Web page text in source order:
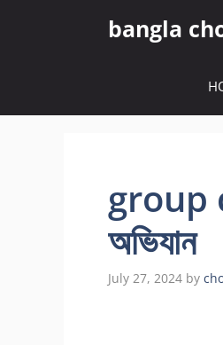
bangla
group
অভিযান
July 27, 2024 by